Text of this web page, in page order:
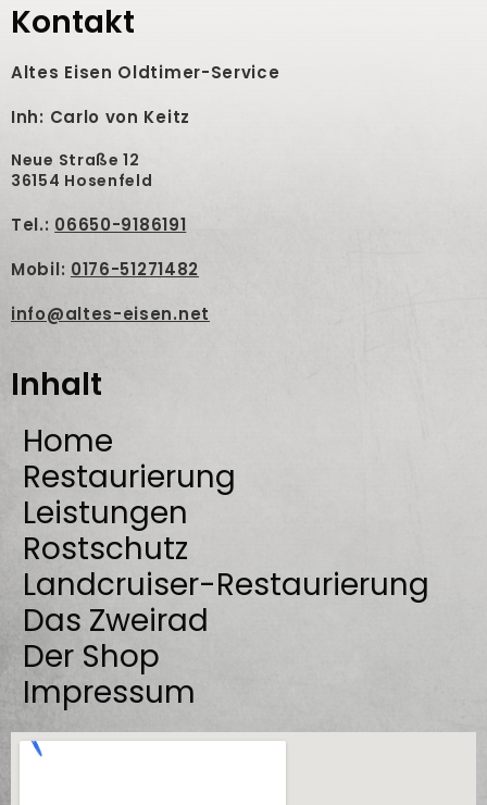
Kontakt
Altes Eisen Oldtimer-Service
Inh: Carlo von Keitz
Neue Straße 12
36154 Hosenfeld
Tel.: 06650-9186191
Mobil: 0176-51271482
info@altes-eisen.net
Inhalt
Home
Restaurierung
Leistungen
Rostschutz
Landcruiser-Restaurierung
Das Zweirad
Der Shop
Impressum